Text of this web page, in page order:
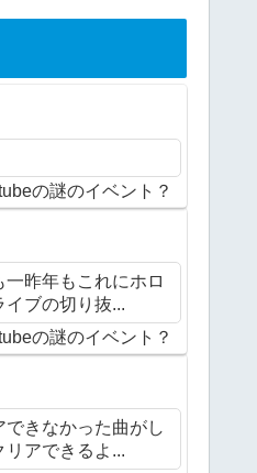
の謎のイベント？
昨年もこれにホロ
イブの切り抜...
の謎のイベント？
きなかった曲がし
アできるよ...